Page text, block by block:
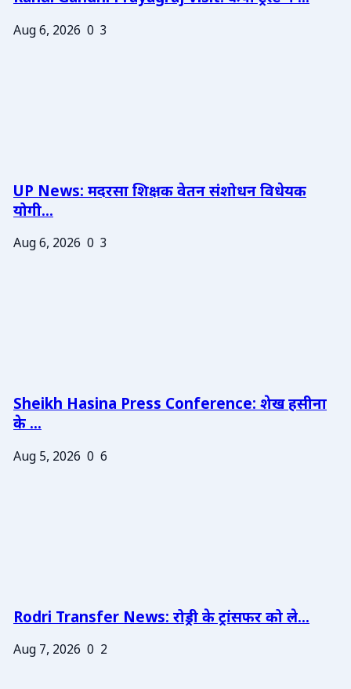
Aug 6, 2026 0 3
UP News: मदरसा शिक्षक वेतन संशोधन विधेयक
योगी...
Aug 6, 2026 0 3
Sheikh Hasina Press Conference: शेख हसीना
के ...
Aug 5, 2026 0 6
Rodri Transfer News: रोड्री के ट्रांसफर को ले...
Aug 7, 2026 0 2